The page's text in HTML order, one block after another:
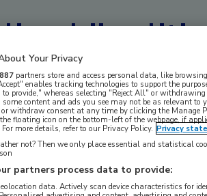
bij
behandeling bij colitis ulcerosa.
Your Privacy
887 partners store and access personal data, like
enables tracking technologies to support the
to provide," whereas selecting "Reject All" or
some content and ads you see may not be as relevant to
or withdraw consent at any time by clicking the Manage
floating icon on the bottom-left of the webpage, if
more details, refer to our Privacy Policy. Privacy
not? Then we only place essential and statistical
partners process data to provide:
data. Actively scan device characteristics for